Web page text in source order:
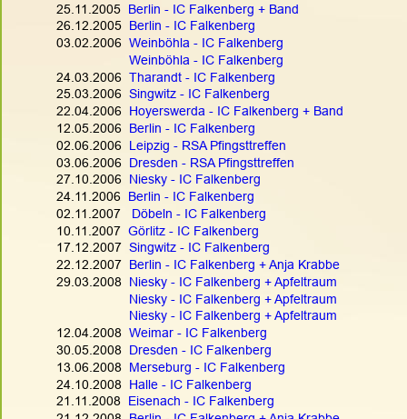
25.11.2005 Berlin - IC Falkenberg + Band
26.12.2005 Berlin - IC Falkenberg
03.02.2006 Weinböhla - IC Falkenberg
Weinböhla - IC Falkenberg
24.03.2006 Tharandt - IC Falkenberg
25.03.2006 Singwitz - IC Falkenberg
22.04.2006 Hoyerswerda - IC Falkenberg + Band
12.05.2006 Berlin - IC Falkenberg
02.06.2006 Leipzig - RSA Pfingsttreffen
03.06.2006 Dresden - RSA Pfingsttreffen
27.10.2006 Niesky - IC Falkenberg
24.11.2006 Berlin - IC Falkenberg
02.11.2007 Döbeln - IC Falkenberg
10.11.2007 Görlitz - IC Falkenberg
17.12.2007 Singwitz - IC Falkenberg
22.12.2007 Berlin - IC Falkenberg + Anja Krabbe
29.03.2008 Niesky - IC Falkenberg + Apfeltraum
Niesky - IC Falkenberg + Apfeltraum
Niesky - IC Falkenberg + Apfeltraum
12.04.2008 Weimar - IC Falkenberg
30.05.2008 Dresden - IC Falkenberg
13.06.2008 Merseburg - IC Falkenberg
24.10.2008 Halle - IC Falkenberg
21.11.2008 Eisenach - IC Falkenberg